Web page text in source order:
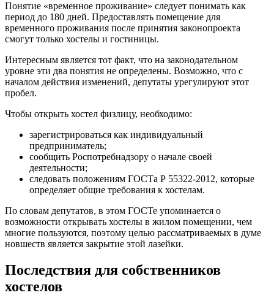
Понятие «временное проживание» следует понимать как
период до 180 дней. Предоставлять помещение для
временного проживания после принятия законопроекта
смогут только хостелы и гостиницы.
Интересным является тот факт, что на законодательном
уровне эти два понятия не определены. Возможно, что с
началом действия изменений, депутаты урегулируют этот
пробел.
Чтобы открыть хостел физлицу, необходимо:
зарегистрироваться как индивидуальный
предприниматель;
сообщить Роспотребнадзору о начале своей
деятельности;
следовать положениям ГОСТа Р 55322-2012, которые
определяет общие требования к хостелам.
По словам депутатов, в этом ГОСТе упоминается о
возможности открывать хостелы в жилом помещении, чем
многие пользуются, поэтому целью рассматриваемых в думе
новшеств является закрытие этой лазейки.
Последствия для собственников
хостелов